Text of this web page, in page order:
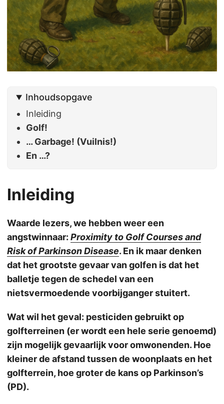
Inhoudsopgave
Inleiding
Golf!
… Garbage! (Vuilnis!)
En …?
Inleiding
Waarde lezers, we hebben weer een
angstwinnaar: Proximity to Golf Courses and
Risk of Parkinson Disease. En ik maar denken
dat het grootste gevaar van golfen is dat het
balletje tegen de schedel van een
nietsvermoedende voorbijganger stuitert.
Wat wil het geval: pesticiden gebruikt op
golfterreinen (er wordt een hele serie genoemd)
zijn mogelijk gevaarlijk voor omwonenden. Hoe
kleiner de afstand tussen de woonplaats en het
golfterrein, hoe groter de kans op Parkinson’s
(PD).